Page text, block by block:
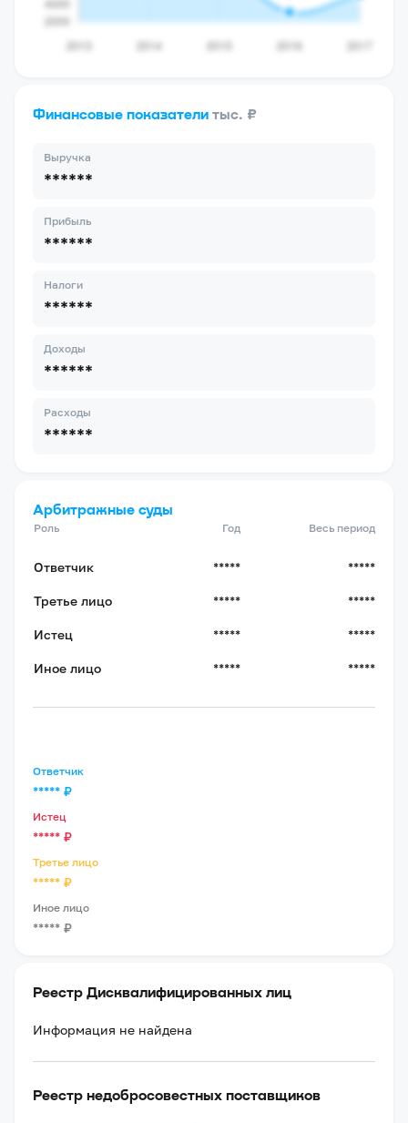
Финансовые показатели тыс. ₽
Выручка
******
Прибыль
******
Налоги
******
Доходы
******
Расходы
******
Арбитражные суды
Роль Год Весь период
Ответчик ***** *****
Третье лицо ***** *****
Истец ***** *****
Иное лицо ***** *****
Ответчик
***** ₽
Истец
***** ₽
Третье лицо
***** ₽
Иное лицо
***** ₽
Реестр Дисквалифицированных лиц
Информация не найдена
Реестр недобросовестных поставщиков